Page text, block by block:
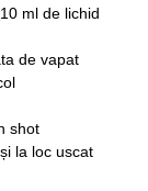
ml de lichid
de vapat
shot
la loc uscat